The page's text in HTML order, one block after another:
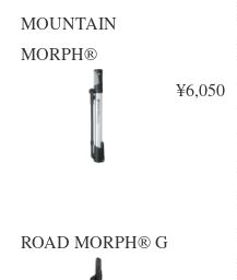
MOUNTAIN
MORPH®
¥6,050
ROAD MORPH® G